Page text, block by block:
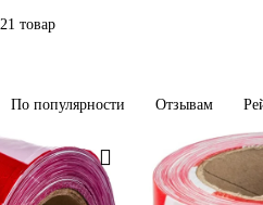
товар
По популярности Отзывам